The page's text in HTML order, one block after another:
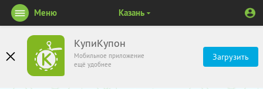
КупиКупон
Мобильное приложение
ещё удобнее
Загрузить
Меню Казань